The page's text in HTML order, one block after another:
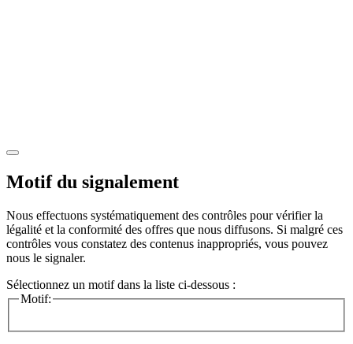
Motif du signalement
Nous effectuons systématiquement des contrôles pour vérifier la
légalité et la conformité des offres que nous diffusons. Si malgré ces
contrôles vous constatez des contenus inappropriés, vous pouvez
nous le signaler.
Sélectionnez un motif dans la liste ci-dessous :
Motif: